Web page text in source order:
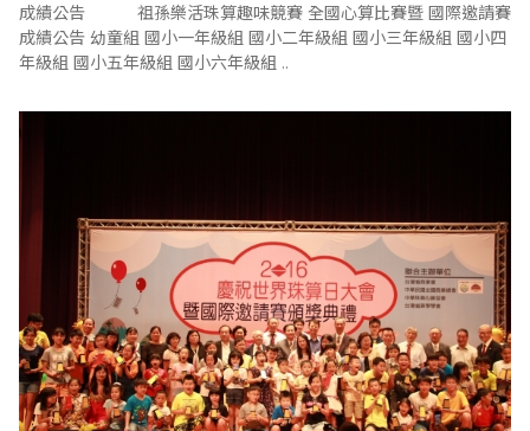
成績公告 祖孫樂活珠算趣味競賽 全國心算比賽暨 國際邀請賽
成績公告 幼童組 國小一年級組 國小二年級組 國小三年級組 國小四
年級組 國小五年級組 國小六年級組 ..